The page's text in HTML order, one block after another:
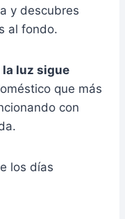
y descubres
al fondo.
luz sigue
que más
con
los días